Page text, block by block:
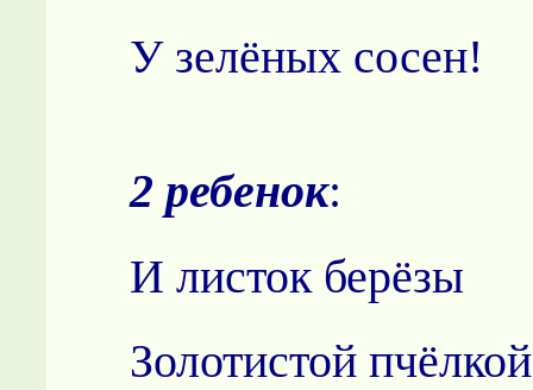
У зелёных сосен!
2 ребенок:
И листок берёзы
Золотистой пчёлкой